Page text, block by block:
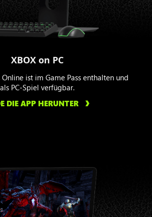
XBOX on PC
ist im Game Pass enthalten und
als PC-Spiel verfügbar.
DIE APP HERUNTER